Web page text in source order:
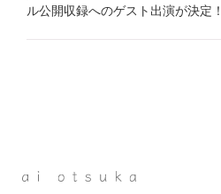
ル公開収録へのゲスト出演が決定！